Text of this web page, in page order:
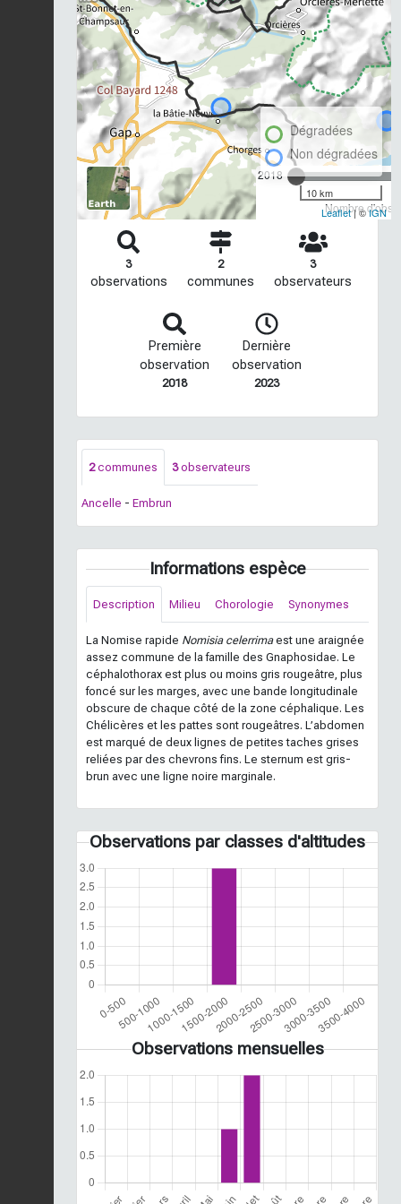
2018
Nombre
Dégradées
Non dégradées
10 km
Leaflet| ©IGN
3
observations
2
communes
3
observateurs
Première
observation
2018
Dernière
observation
2023
2communes 3observateurs
Ancelle - Embrun
Informations espèce
Description Milieu Chorologie Synonymes
La Nomise rapide Nomisia celerrimaest une araignée
assez commune de la famille des Gnaphosidae. Le
céphalothorax est plus ou moins gris rougeâtre, plus
foncé sur les marges, avec une bande longitudinale
obscure de chaque côté de la zone céphalique. Les
Chélicères et les pattes sont rougeâtres. L’abdomen
est marqué de deux lignes de petites taches grises
reliées par des chevrons fins. Le sternum est gris-
brun avec une ligne noire marginale.
Observations par classes d'altitudes
Observations mensuelles